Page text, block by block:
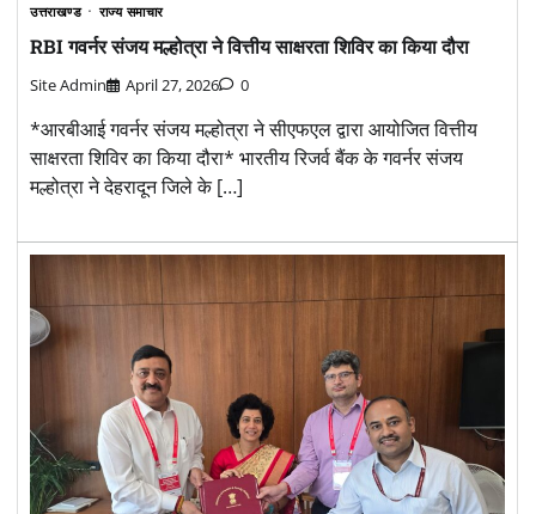
उत्तराखण्ड राज्य समाचार
RBI गवर्नर संजय मल्होत्रा ने वित्तीय साक्षरता शिविर का किया दौरा
Site Admin April 27, 2026 0
*आरबीआई गवर्नर संजय मल्होत्रा ने सीएफएल द्वारा आयोजित वित्तीय
साक्षरता शिविर का किया दौरा* भारतीय रिजर्व बैंक के गवर्नर संजय
मल्होत्रा ने देहरादून जिले के […]